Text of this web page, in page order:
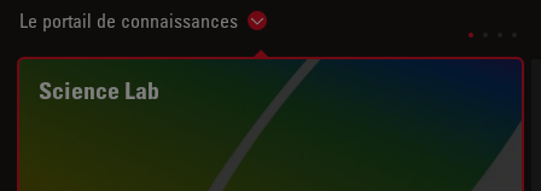
Le portail de connaissances Show subnavigation
Science Lab